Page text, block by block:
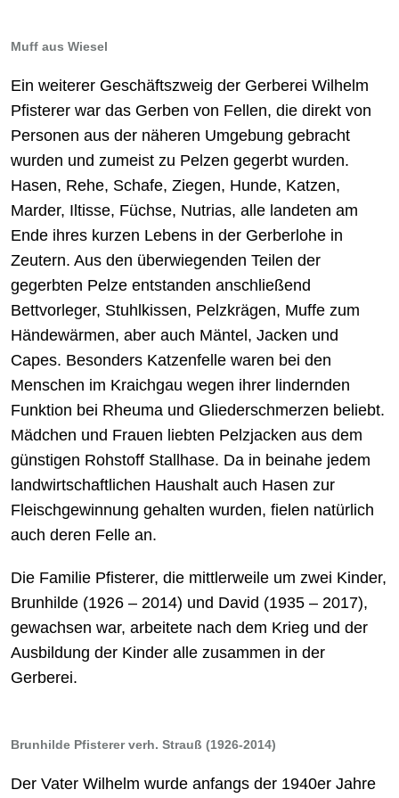
Muff aus Wiesel
Ein weiterer Geschäftszweig der Gerberei Wilhelm
Pfisterer war das Gerben von Fellen, die direkt von
Personen aus der näheren Umgebung gebracht
wurden und zumeist zu Pelzen gegerbt wurden.
Hasen, Rehe, Schafe, Ziegen, Hunde, Katzen,
Marder, Iltisse, Füchse, Nutrias, alle landeten am
Ende ihres kurzen Lebens in der Gerberlohe in
Zeutern. Aus den überwiegenden Teilen der
gegerbten Pelze entstanden anschließend
Bettvorleger, Stuhlkissen, Pelzkrägen, Muffe zum
Händewärmen, aber auch Mäntel, Jacken und
Capes. Besonders Katzenfelle waren bei den
Menschen im Kraichgau wegen ihrer lindernden
Funktion bei Rheuma und Gliederschmerzen beliebt.
Mädchen und Frauen liebten Pelzjacken aus dem
günstigen Rohstoff Stallhase. Da in beinahe jedem
landwirtschaftlichen Haushalt auch Hasen zur
Fleischgewinnung gehalten wurden, fielen natürlich
auch deren Felle an.
Die Familie Pfisterer, die mittlerweile um zwei Kinder,
Brunhilde (1926 – 2014) und David (1935 – 2017),
gewachsen war, arbeitete nach dem Krieg und der
Ausbildung der Kinder alle zusammen in der
Gerberei.
Brunhilde Pfisterer verh. Strauß (1926-2014)
Der Vater Wilhelm wurde anfangs der 1940er Jahre